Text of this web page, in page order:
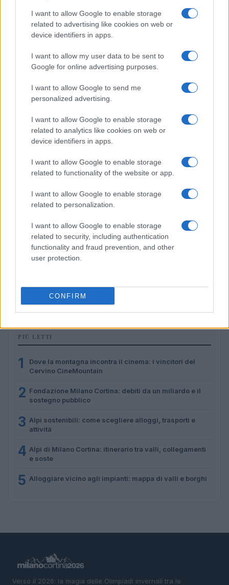
I want to allow Google to enable storage
related to advertising like cookies on web or
device identifiers in apps.
I want to allow my user data to be sent to
Google for online advertising purposes.
I want to allow Google to send me
personalized advertising.
I want to allow Google to enable storage
related to analytics like cookies on web or
device identifiers in apps.
I want to allow Google to enable storage
related to functionality of the website or app.
I want to allow Google to enable storage
related to personalization.
I want to allow Google to enable storage
related to security, including authentication
functionality and fraud prevention, and other
user protection.
CONFIRM
Fondazione Milano Cortina: debiti da un miliardo e il
sostegno pubblico
MILANOCORTINA26 (I LUOGHI)
Marco Tessari · 3 Ago 2026
PIÙ LETTI
1
Dove la montagna incontra il cinema: i vincitori del
Cervino CineMountain
2 Fondazione Milano Cortina: debiti da un miliardo e il
sostegno pubblico
3 Alpi sostenibili: come scegliere alloggi, trasporti e
attività
4 Alpi di Milano Cortina: itinerario tra valli, collegamenti
e soste
5 Alloggiare vicino agli impianti: mappa di valli e borghi
Verso il 2026: la magia delle Olimpiadi invernali tra le